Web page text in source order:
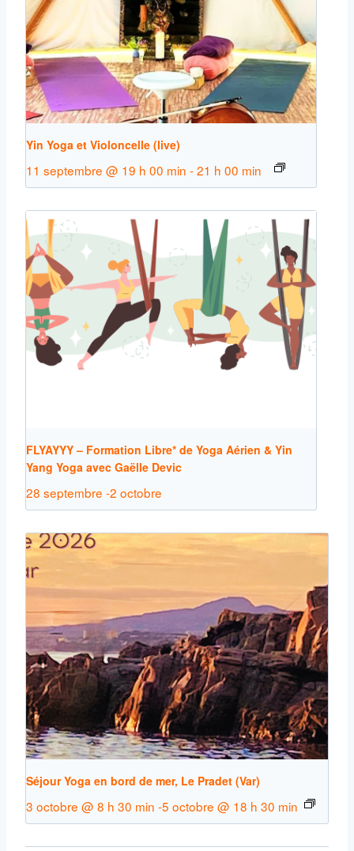
Yin Yoga et Violoncelle (live)
11 septembre @ 19 h 00 min -21 h 00 min
FLYAYYY – Formation Libre* de Yoga Aérien & Yin
Yang Yoga avec Gaëlle Devic
28 septembre -2 octobre
Séjour Yoga en bord de mer, Le Pradet (Var)
3 octobre @ 8 h 30 min -5 octobre @ 18 h 30 min